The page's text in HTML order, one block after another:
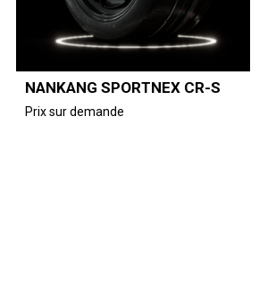
NANKANG SPORTNEX CR-S
Prix sur demande